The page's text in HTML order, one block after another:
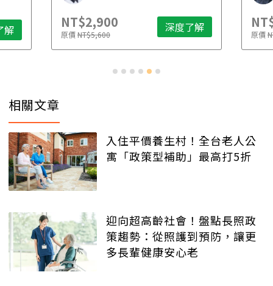
解 NT$2,900
原價NT$5,600 深度了解 原價
相關文章
入住平價養生村！全台老人公
寓「政策型補助」最高打5折
迎向超高齡社會！盤點長照政
策趨勢：從照護到預防，讓更
多長輩健康安心老